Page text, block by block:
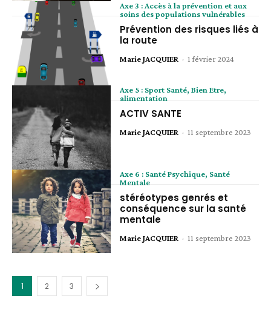
Axe 3 : Accès à la prévention et aux
soins des populations vulnérables
Prévention des risques liés à
la route
Marie JACQUIER - 1 février 2024
Axe 5 : Sport Santé, Bien Etre,
alimentation
ACTIV SANTE
Marie JACQUIER - 11 septembre 2023
Axe 6 : Santé Psychique, Santé
Mentale
stéréotypes genrés et
conséquence sur la santé
mentale
Marie JACQUIER - 11 septembre 2023
1 2 3